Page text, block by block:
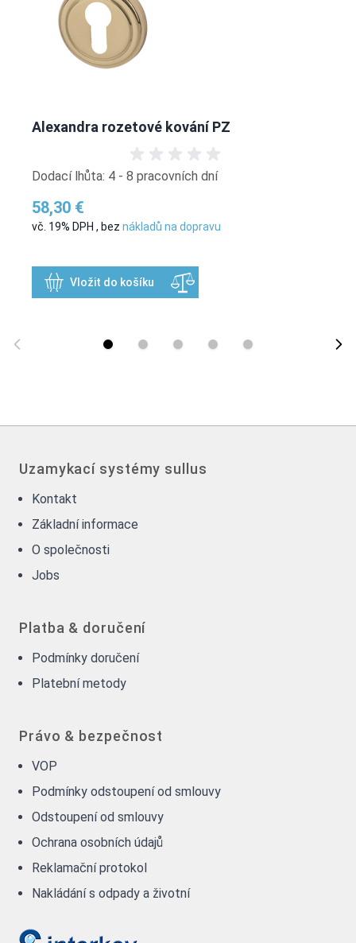
Alexandra rozetové kování PZ
Dodací lhůta: 4 - 8 pracovních dní
58,30 €
vč. 19% DPH , bez nákladů na dopravu
Vložit do košíku
Uzamykací systémy sullus
Kontakt
Základní informace
O společnosti
Jobs
Platba & doručení
Podmínky doručení
Platební metody
Právo & bezpečnost
VOP
Podmínky odstoupení od smlouvy
Odstoupení od smlouvy
Ochrana osobních údajů
Reklamační protokol
Nakládání s odpady a životní